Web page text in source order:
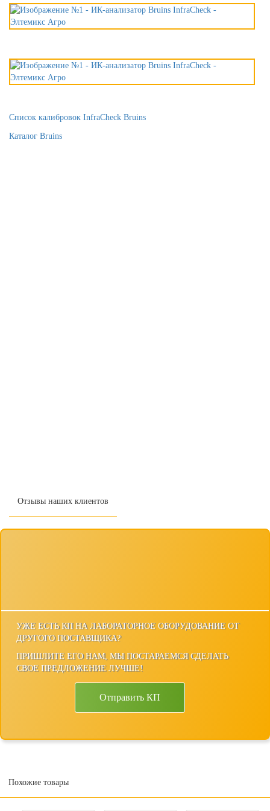
УЖЕ ЕСТЬ КП НА ЛАБОРАТОРНОЕ ОБОРУДОВАНИЕ ОТ
ДРУГОГО ПОСТАВЩИКА?
ПРИШЛИТЕ ЕГО НАМ, МЫ ПОСТАРАЕМСЯ СДЕЛАТЬ
СВОЕ ПРЕДЛОЖЕНИЕ ЛУЧШЕ!
Отправить КП
Список калибровок InfraCheck Bruins
Каталог Bruins
Похожие товары
Отзывы наших клиентов